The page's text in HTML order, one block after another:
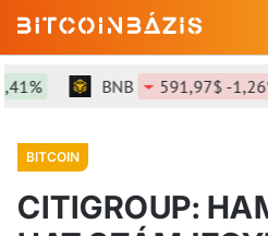
BNB 591,97$ -1,26%
BITCOIN
CITIGROUP: